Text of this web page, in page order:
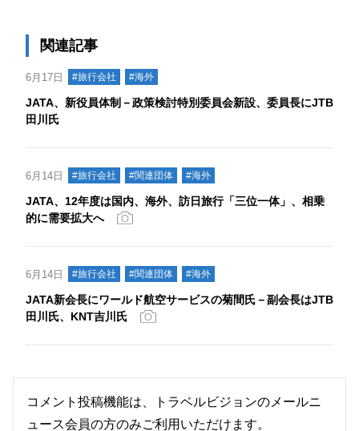
関連記事
6月17日 #旅行会社 #海外
JATA、新役員体制－政策検討特別委員会新設、委員長にJTB
田川氏
6月14日 #旅行会社 #関連団体 #海外
JATA、12年度は国内、海外、訪日旅行「三位一体」、相乗
的に需要拡大へ
6月14日 #旅行会社 #関連団体 #海外
JATA新会長にワールド航空サービスの菊間氏－副会長はJTB
田川氏、KNT吉川氏
コメント投稿機能は、トラベルビジョンのメールニ
ュース会員の方のみご利用いただけます。